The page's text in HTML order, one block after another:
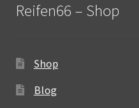
Reifen66 – Shop
Shop
Blog